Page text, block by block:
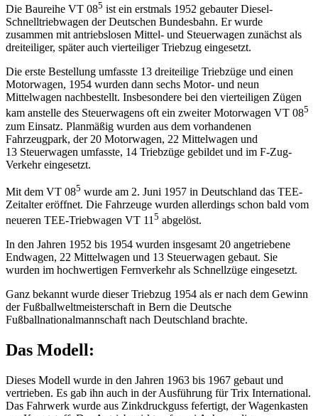
Die Baureihe VT 085 ist ein erstmals 1952 gebauter Diesel-
Schnelltriebwagen der Deutschen Bundesbahn. Er wurde
zusammen mit antriebslosen Mittel- und Steuerwagen zunächst als
dreiteiliger, später auch vierteiliger Triebzug eingesetzt.
Die erste Bestellung umfasste 13 dreiteilige Triebzüge und einen
Motorwagen, 1954 wurden dann sechs Motor- und neun
Mittelwagen nachbestellt. Insbesondere bei den vierteiligen Zügen
kam anstelle des Steuerwagens oft ein zweiter Motorwagen VT 085
zum Einsatz. Planmäßig wurden aus dem vorhandenen
Fahrzeugpark, der 20 Motorwagen, 22 Mittelwagen und
13 Steuerwagen umfasste, 14 Triebzüge gebildet und im F-Zug-
Verkehr eingesetzt.
Mit dem VT 085 wurde am 2. Juni 1957 in Deutschland das TEE-
Zeitalter eröffnet. Die Fahrzeuge wurden allerdings schon bald vom
neueren TEE-Triebwagen VT 11 5 abgelöst.
In den Jahren 1952 bis 1954 wurden insgesamt 20 angetriebene
Endwagen, 22 Mittelwagen und 13 Steuerwagen gebaut. Sie
wurden im hochwertigen Fernverkehr als Schnellzüge eingesetzt.
Ganz bekannt wurde dieser Triebzug 1954 als er nach dem Gewinn
der Fußballweltmeisterschaft in Bern die Deutsche
Fußballnationalmannschaft nach Deutschland brachte.
Das Modell:
Dieses Modell wurde in den Jahren 1963 bis 1967 gebaut und
vertrieben. Es gab ihn auch in der Ausführung für Trix International.
Das Fahrwerk wurde aus Zinkdruckguss fefertigt, der Wagenkasten